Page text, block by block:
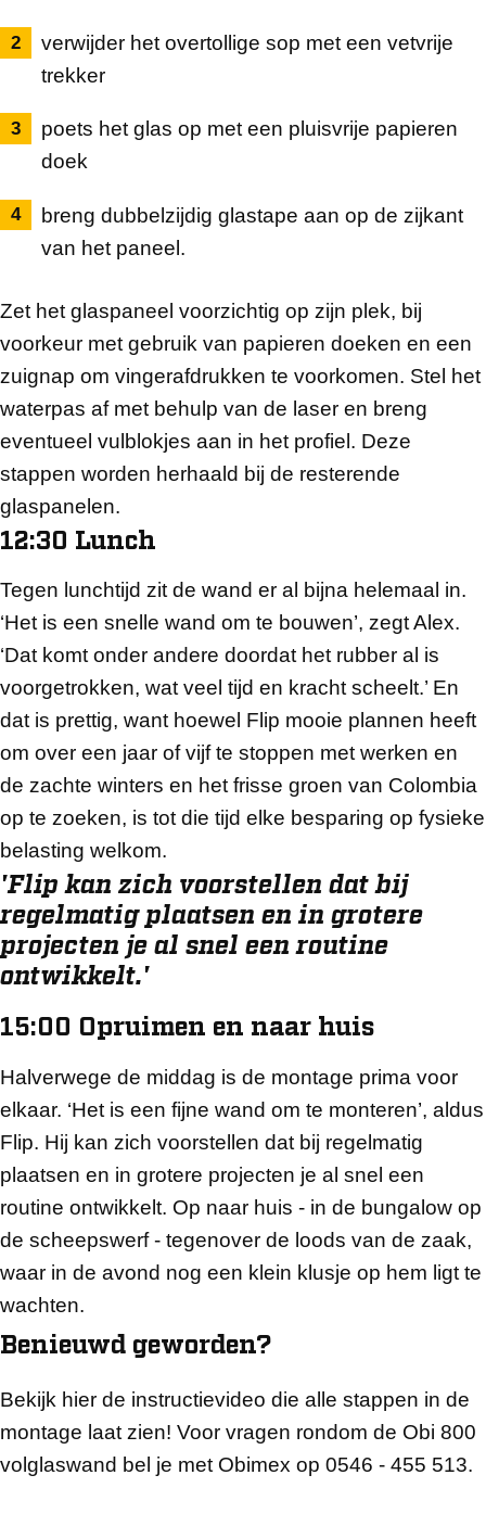
verwijder het overtollige sop met een vetvrije
trekker
poets het glas op met een pluisvrije papieren
doek
breng dubbelzijdig glastape aan op de zijkant
van het paneel.
Zet het glaspaneel voorzichtig op zijn plek, bij
voorkeur met gebruik van papieren doeken en een
zuignap om vingerafdrukken te voorkomen. Stel het
waterpas af met behulp van de laser en breng
eventueel vulblokjes aan in het profiel. Deze
stappen worden herhaald bij de resterende
glaspanelen.
12:30 Lunch
Tegen lunchtijd zit de wand er al bijna helemaal in.
‘Het is een snelle wand om te bouwen’, zegt Alex.
‘Dat komt onder andere doordat het rubber al is
voorgetrokken, wat veel tijd en kracht scheelt.’ En
dat is prettig, want hoewel Flip mooie plannen heeft
om over een jaar of vijf te stoppen met werken en
de zachte winters en het frisse groen van Colombia
op te zoeken, is tot die tijd elke besparing op fysieke
belasting welkom.
'Flip kan zich voorstellen dat bij
regelmatig plaatsen en in grotere
projecten je al snel een routine
ontwikkelt.'
15:00 Opruimen en naar huis
Halverwege de middag is de montage prima voor
elkaar. ‘Het is een fijne wand om te monteren’, aldus
Flip. Hij kan zich voorstellen dat bij regelmatig
plaatsen en in grotere projecten je al snel een
routine ontwikkelt. Op naar huis - in de bungalow op
de scheepswerf - tegenover de loods van de zaak,
waar in de avond nog een klein klusje op hem ligt te
wachten.
Benieuwd geworden?
Bekijk hier de instructievideo die alle stappen in de
montage laat zien! Voor vragen rondom de Obi 800
volglaswand bel je met Obimex op 0546 - 455 513.